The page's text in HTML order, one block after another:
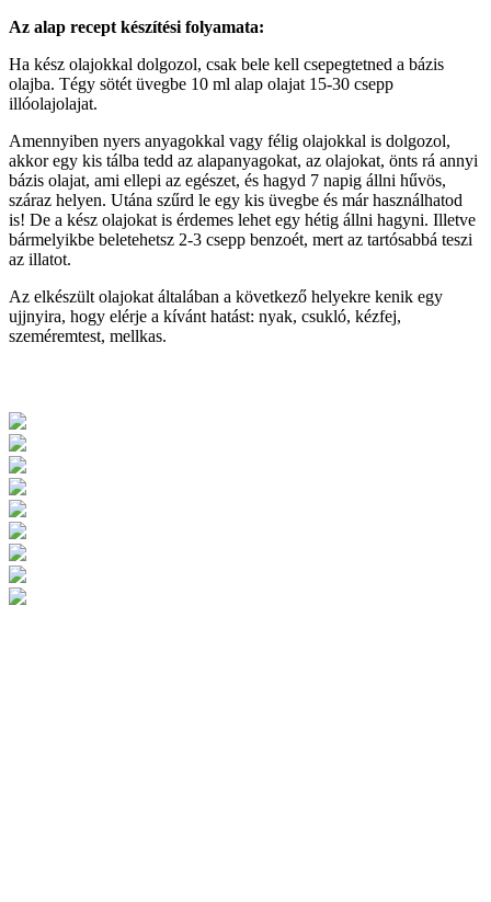
Az alap recept készítési folyamata:
Ha kész olajokkal dolgozol, csak bele kell csepegtetned a bázis
olajba. Tégy sötét üvegbe 10 ml alap olajat 15-30 csepp
illóolajolajat.
Amennyiben nyers anyagokkal vagy félig olajokkal is dolgozol,
akkor egy kis tálba tedd az alapanyagokat, az olajokat, önts rá annyi
bázis olajat, ami ellepi az egészet, és hagyd 7 napig állni hűvös,
száraz helyen. Utána szűrd le egy kis üvegbe és már használhatod
is! De a kész olajokat is érdemes lehet egy hétig állni hagyni. Illetve
bármelyikbe beletehetsz 2-3 csepp benzoét, mert az tartósabbá teszi
az illatot.
Az elkészült olajokat általában a következő helyekre kenik egy
ujjnyira, hogy elérje a kívánt hatást: nyak, csukló, kézfej,
szeméremtest, mellkas.